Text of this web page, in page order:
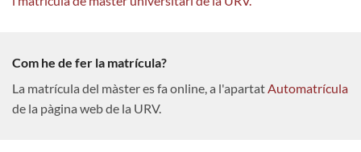
Com he de fer la matrícula?
La matrícula del màster es fa online, a l'apartatAutomatrícula
de la pàgina web de la URV.